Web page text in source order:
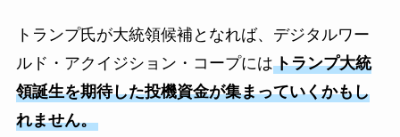
トランプ氏が大統領候補となれば、デジタルワー
ルド・アクイジション・コープにはトランプ大統
領誕生を期待した投機資金が集まっていくかもし
れません。